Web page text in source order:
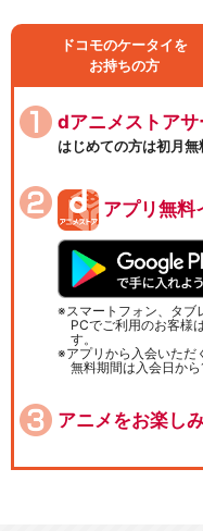
ドコモのケータイを
お持ちの方
dアニメストア
はじめての方は初月無
アプリ無料
スマートフォン、タブ
PCでご利用のお客様
す。
アプリから入会いた
無料期間は入会日から
アニメをお楽し